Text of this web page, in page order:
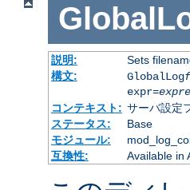
説明:
Sets
構文:
GlobalLog
expr=
コンテキスト: サーバ設定
ステータス:
Base
モジュール:
互換性:
Available in